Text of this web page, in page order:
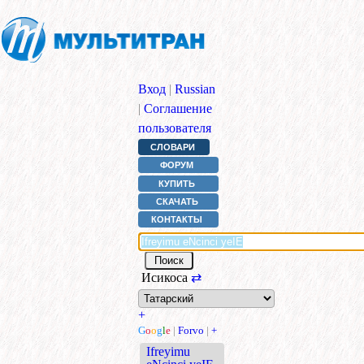
Вход | Russian
| Соглашение
пользователя
СЛОВАРИ
ФОРУМ
КУПИТЬ
СКАЧАТЬ
КОНТАКТЫ
Исикоса ⇄
+
Google | Forvo | +
Ifreyimu